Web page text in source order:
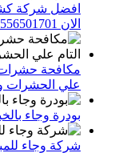
الان 0556501701‬‏ – تقارير معتمدة
علي الحشرات
بودرة وجاء
شركة وجاء